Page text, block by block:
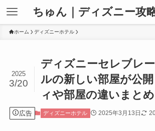
ちゅん｜ディズニー攻
ホーム ディズニーホテル
ディズニーセレブレ
ルの新しい部屋が公
ィや部屋の違いまとめ
2025
3/20
広告 ディズニーホテル 2025年3月13日